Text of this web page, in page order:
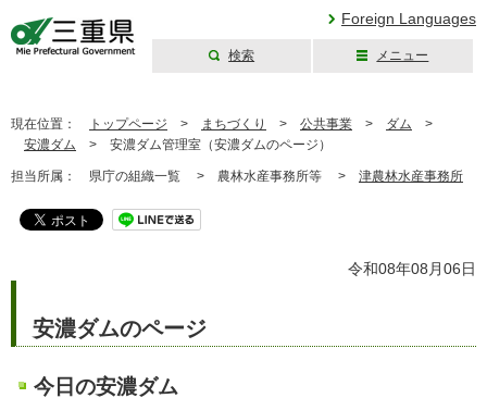
Foreign Languages
検索 メニュー
現在位置： トップページ > まちづくり > 公共事業 > ダム >
安濃ダム > 安濃ダム管理室（安濃ダムのページ）
担当所属： 県庁の組織一覧 > 農林水産事務所等 > 津農林水産事務所
令和08年08月06日
安濃ダムのページ
今日の安濃ダム